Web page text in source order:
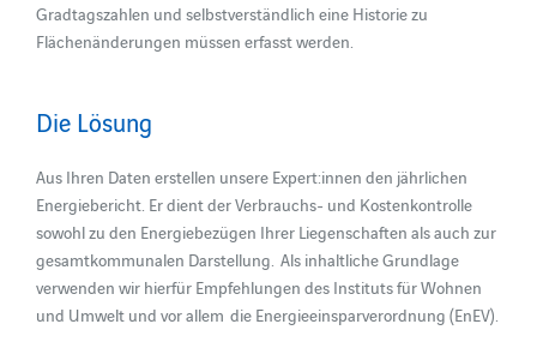
Gradtagszahlen und selbstverständlich eine Historie zu
Flächenänderungen müssen erfasst werden.
Die Lösung
Aus Ihren Daten erstellen unsere Expert:innen den jährlichen
Energiebericht. Er dient der Verbrauchs- und Kostenkontrolle
sowohl zu den Energiebezügen Ihrer Liegenschaften als auch zur
gesamtkommunalen Darstellung. Als inhaltliche Grundlage
verwenden wir hierfür Empfehlungen des Instituts für Wohnen
und Umwelt und vor allem die Energieeinsparverordnung (EnEV).